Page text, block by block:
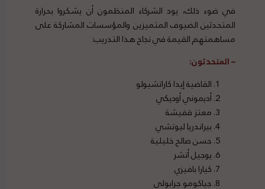
في ضوء ذلك، يود الشركاء المنظمون أن يشكروا بحرارة
المتحدثين الضيوف المتميزين والمؤسسات المشاركة على
مساهمتهم القيمة في نجاح هذا التدريب:
– المتحدثون:
القاضية إيدا كاراتشيولو
أديموني أوديكي
معتز قفيشة
بيراندريا ليوتشي
حسن صالح خليلية
يوجيل أتشر
كيارا بافيزي
جياكومو جرابولي